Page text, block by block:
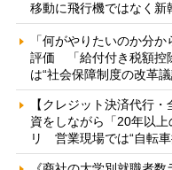
移動に飛行機ではなく新
「何がやりたいのか分
評価 「給付付き税額控
は“社会保障制度の改革
【クレジット決済代行
資をしながら「20年以
リ 営業現場では“自転